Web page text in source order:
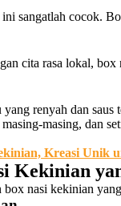
sangatlah cocok.
cita rasa lokal,
renyah dan
masing, dan
Kreasi Unik
Kekinian
nasi kekinian